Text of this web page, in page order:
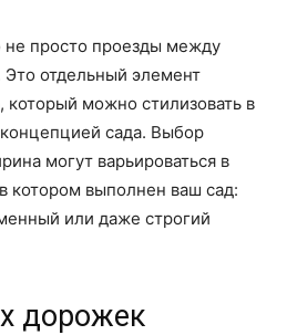
не просто проезды между
отдельный элемент
который можно стилизовать в
сада. Выбор
могут варьироваться в
котором выполнен ваш сад:
или даже строгий
дорожек